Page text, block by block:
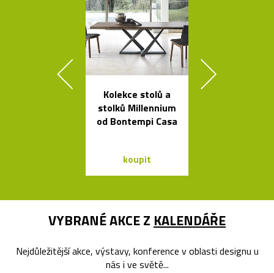
Kolekce stolů a
stolků Millennium
od Bontempi Casa
koupit
VYBRANÉ AKCE Z KALENDÁŘE
Nejdůležitější akce, výstavy, konference v oblasti designu u
nás i ve světě...